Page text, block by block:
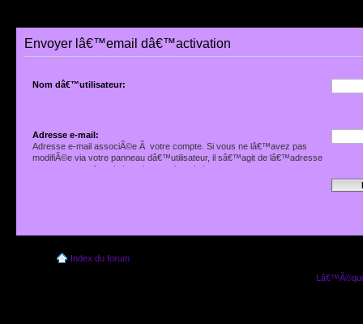
Envoyer lâ€™email dâ€™activation
Nom dâ€™utilisateur:
Adresse e-mail:
Adresse e-mail associÃ©e Ã votre compte. Si vous ne lâ€™avez pas
modifiÃ©e via votre panneau dâ€™utilisateur, il sâ€™agit de lâ€™adresse
que vous avez fournie lors de votre inscription.
Index du forum